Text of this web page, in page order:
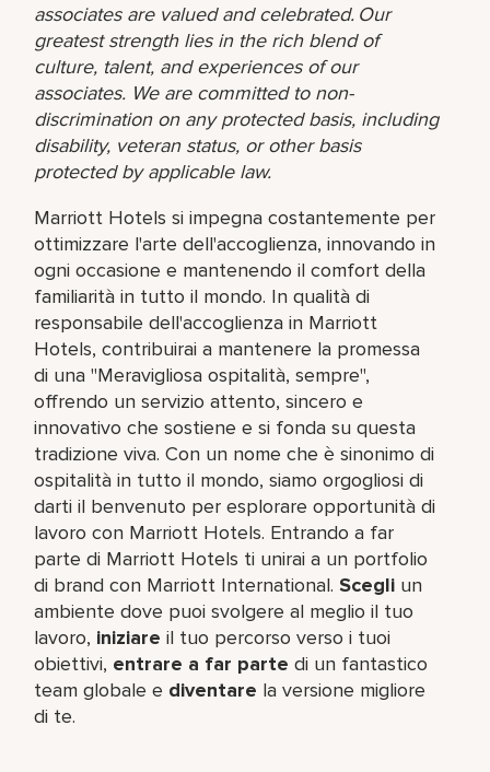
associates are valued and celebrated. Our
greatest strength lies in the rich blend of
culture, talent, and experiences of our
associates. We are committed to non-
discrimination on any protected basis, including
disability, veteran status, or other basis
protected by applicable law.
Marriott Hotels si impegna costantemente per
ottimizzare l'arte dell'accoglienza, innovando in
ogni occasione e mantenendo il comfort della
familiarità in tutto il mondo. In qualità di
responsabile dell'accoglienza in Marriott
Hotels, contribuirai a mantenere la promessa
di una "Meravigliosa ospitalità, sempre",
offrendo un servizio attento, sincero e
innovativo che sostiene e si fonda su questa
tradizione viva. Con un nome che è sinonimo di
ospitalità in tutto il mondo, siamo orgogliosi di
darti il benvenuto per esplorare opportunità di
lavoro con Marriott Hotels. Entrando a far
parte di Marriott Hotels ti unirai a un portfolio
di brand con Marriott International.Scegli un
ambiente dove puoi svolgere al meglio il tuo
lavoro,​ iniziare il tuo percorso verso i tuoi
obiettivi, entrare a far parte di un fantastico
team​ globale e diventare la versione migliore
di te.